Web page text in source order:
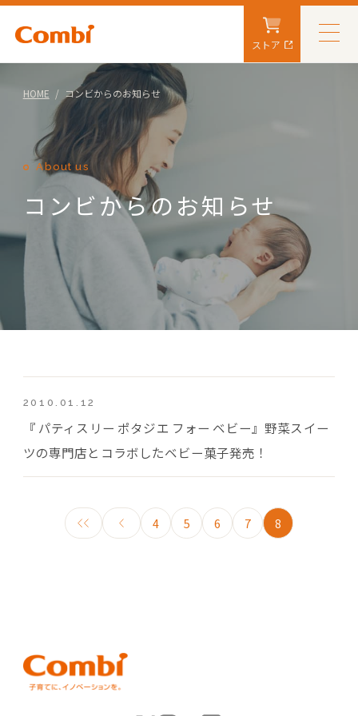
ストア
HOME コンビからのお知らせ
About us
コンビからのお知らせ
2010.01.12
『 パティスリー ポタジエ フォー ベビー』野菜スイー
ツの専門店とコラボしたベビー菓子発売！
4 5 6 7 8